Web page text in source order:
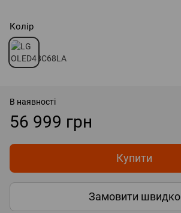
Колір
В наявності
56 999 грн
Купити
Замовити швидко